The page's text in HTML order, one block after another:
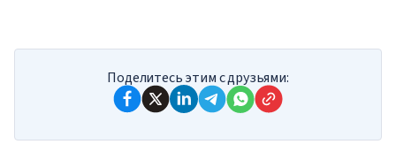
Поделитесь этим с друзьями: